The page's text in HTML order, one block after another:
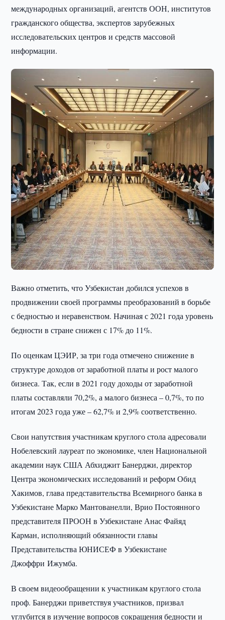
международных организаций, агентств ООН, институтов
гражданского общества, экспертов зарубежных
исследовательских центров и средств массовой
информации.
Важно отметить, что Узбекистан добился успехов в
продвижении своей программы преобразований в борьбе
с бедностью и неравенством. Начиная с 2021 года уровень
бедности в стране снижен с 17% до 11%.
По оценкам ЦЭИР, за три года отмечено снижение в
структуре доходов от заработной платы и рост малого
бизнеса. Так, если в 2021 году доходы от заработной
платы составляли 70,2%, а малого бизнеса – 0,7%, то по
итогам 2023 года уже – 62,7% и 2,9% соответственно.
Свои напутствия участникам круглого стола адресовали
Нобелевский лауреат по экономике, член Национальной
академии наук США Абхиджит Банерджи, директор
Центра экономических исследований и реформ Обид
Хакимов, глава представительства Всемирного банка в
Узбекистане Марко Мантованелли, Врио Постоянного
представителя ПРООН в Узбекистане Анас Файяд
Карман, исполняющий обязанности главы
Представительства ЮНИСЕФ в Узбекистане
Джоффри Ижумба.
В своем видеообращении к участникам круглого стола
проф. Банерджи приветствуя участников, призвал
углубится в изучение вопросов сокращения бедности и